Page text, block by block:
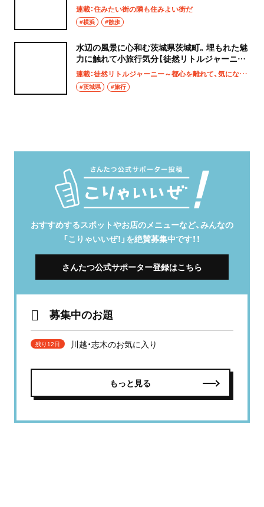
連載：住みたい街の隣も住みよい街だ
#横浜 #散歩
水辺の風景に心和む茨城県茨城町。埋もれた魅
力に触れて小旅行気分【徒然リトルジャーニ
ー】
連載：徒然リトルジャーニー～都心を離れて、気になる土地へ
#茨城県 #旅行
おすすめするスポットやお店のメニューなど、みんなの
「こりゃいいぜ！」を絶賛募集中です！！
さんたつ公式サポーター登録はこちら
募集中のお題
残り12日 川越・志木のお気に入り
もっと見る